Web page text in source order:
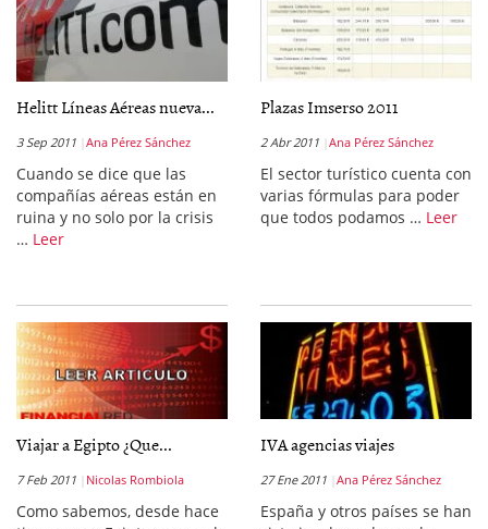
Helitt Líneas Aéreas nueva...
3 Sep 2011 Ana Pérez Sánchez
Cuando se dice que las
compañías aéreas están en
ruina y no solo por la crisis
… Leer
Plazas Imserso 2011
2 Abr 2011 Ana Pérez Sánchez
El sector turístico cuenta con
varias fórmulas para poder
que todos podamos … Leer
Viajar a Egipto ¿Que...
7 Feb 2011 Nicolas Rombiola
Como sabemos, desde hace
IVA agencias viajes
27 Ene 2011 Ana Pérez Sánchez
España y otros países se han